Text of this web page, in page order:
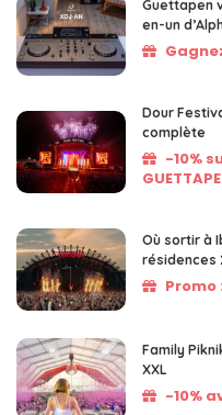
Guettapen
en-un
Dour
complète
-10%
Où sortir à
résidences
Promo
Family
XXL
-10%